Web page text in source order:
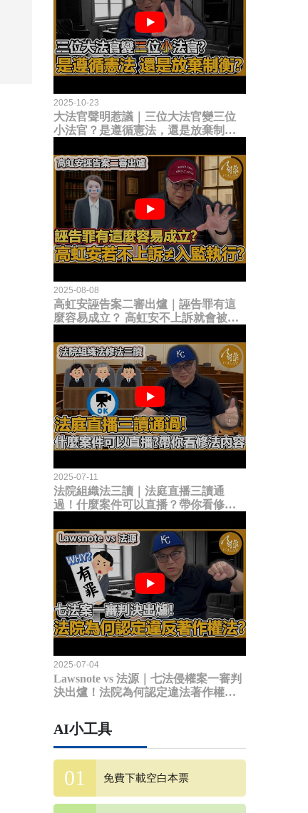
2025-10-23
大法官聲明惹議｜三位大法官變三位
小法官？是遵循憲法，還是放棄制衡
2025-08-08
高虹安誣告案二審出爐｜誣告罪有這
麼容易成立？ 高虹安不上訴就會被
2025-07-11
法院組織法三讀｜法庭直播三讀通
過！什麼案件可以直播？帶你看修法
2025-07-04
Lawsnote vs 法源｜七法侵權案一審判
決出爐！法院為何認定違法著作權
AI小工具
免費下載空白本票